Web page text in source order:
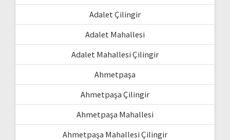
Adalet Çilingir
Adalet Mahallesi
Adalet Mahallesi Çilingir
Ahmetpaşa
Ahmetpaşa Çilingir
Ahmetpaşa Mahallesi
Ahmetpaşa Mahallesi Çilingir